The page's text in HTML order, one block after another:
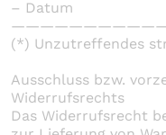
– Datum
(*) Unzutreffendes
Ausschluss bzw.
Widerrufsrechts
Das Widerrufsrecht